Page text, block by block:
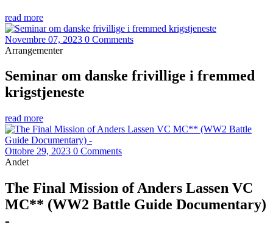
read more
Novembre 07, 2023 0 Comments
Arrangementer
Seminar om danske frivillige i fremmed
krigstjeneste
read more
Ottobre 29, 2023 0 Comments
Andet
The Final Mission of Anders Lassen VC
MC** (WW2 Battle Guide Documentary)
-